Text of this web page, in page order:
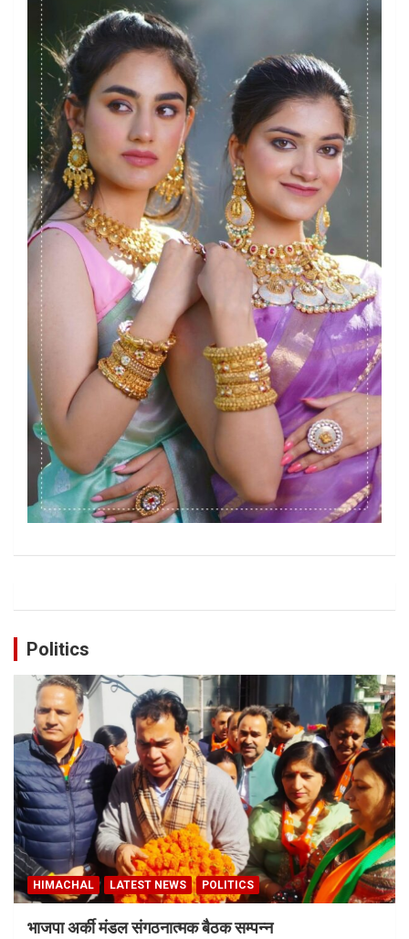
Politics
HIMACHAL LATEST NEWS POLITICS
भाजपा अर्की मंडल संगठनात्मक बैठक सम्पन्न